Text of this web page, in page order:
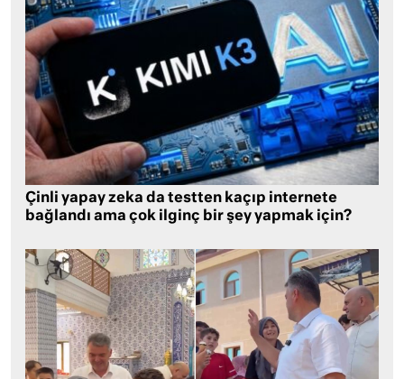
Çinli yapay zeka da testten kaçıp internete
bağlandı ama çok ilginç bir şey yapmak için?